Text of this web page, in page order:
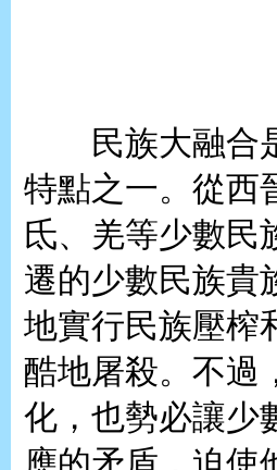
民族大融合是
特點之一。從西
氐、羌等少數民
遷的少數民族貴
地實行民族壓榨
酷地屠殺。不過
化，也勢必讓少